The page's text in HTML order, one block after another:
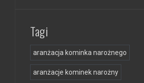
Tagi
aranżacja kominka narożnego
aranżacje kominek narożny